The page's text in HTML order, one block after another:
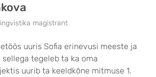
magistrant
uuris Sofia erinevusi meeste ja
tegeleb ta ka oma
uurib ta keeldkõne mitmuse 1.